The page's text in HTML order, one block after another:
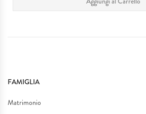
PLEXIGLASS
FAMIGLIA
Matrimonio